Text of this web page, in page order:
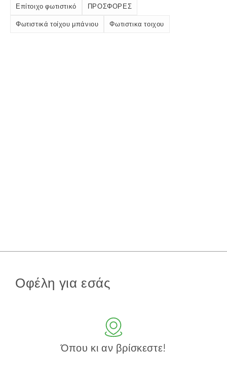
Επίτοιχο φωτιστικό ΠΡΟΣΦΟΡΕΣ
Φωτιστικά τοίχου μπάνιου Φωτιστικα τοιχου
Οφέλη για εσάς
Όπου κι αν βρίσκεστε!